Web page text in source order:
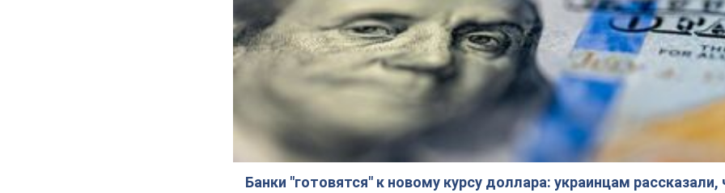
Банки "готовятся" к новому курсу доллара: украинцам